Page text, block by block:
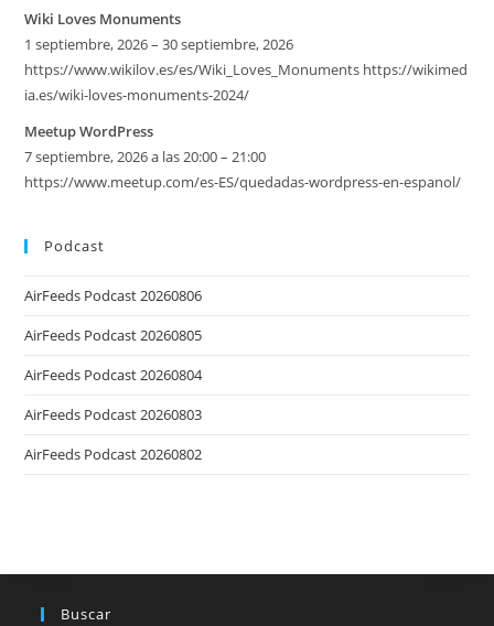
Wiki Loves Monuments
1 septiembre, 2026 – 30 septiembre, 2026
https://www.wikilov.es/es/Wiki_Loves_Monuments https://wikimed
ia.es/wiki-loves-monuments-2024/
Meetup WordPress
7 septiembre, 2026 a las 20:00 – 21:00
https://www.meetup.com/es-ES/quedadas-wordpress-en-espanol/
Podcast
AirFeeds Podcast 20260806
AirFeeds Podcast 20260805
AirFeeds Podcast 20260804
AirFeeds Podcast 20260803
AirFeeds Podcast 20260802
Buscar